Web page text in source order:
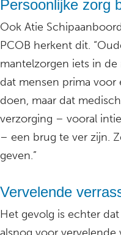
Persoonlijke zorg
Ook Atie
PCOB herkent dit.
mantelzorgen iets in
dat mensen prima
doen, maar dat
verzorging – vooral
– een brug te ver zijn.
geven.”
Vervelende
Het gevolg is echter